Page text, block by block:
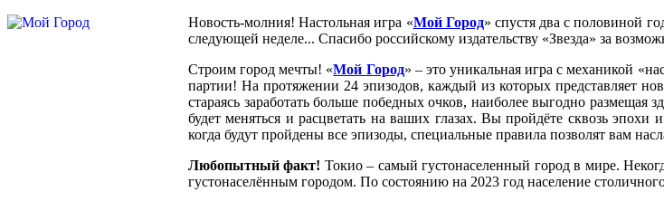
Новость-молния! Настольная игра «Мой Город» спустя два с половиной
следующей неделе... Спасибо российскому издательству «Звезда» за
Строим город мечты! «Мой Город» – это уникальная игра с механикой
партии! На протяжении 24 эпизодов, каждый из которых представляет
стараясь заработать больше победных очков, наиболее выгодно
будет меняться и расцветать на ваших глазах. Вы пройдёте сквозь
когда будут пройдены все эпизоды, специальные правила позволят вам
Любопытный факт! Токио – самый густонаселенный город в мире.
густонаселённым городом. По состоянию на 2023 год население